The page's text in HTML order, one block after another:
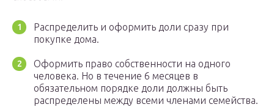
Распределить и оформить доли сразу при
покупке дома.
Оформить право собственности на одного
человека. Но в течение 6 месяцев в
обязательном порядке доли должны быть
распределены между всеми членами семейства.